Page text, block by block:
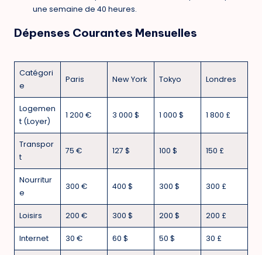
une semaine de 40 heures.
Dépenses Courantes Mensuelles
Catégori
e
Paris New York Tokyo Londres
Logemen
t (Loyer)
1 200 € 3 000 $ 1 000 $ 1 800 £
Transpor
t
75 € 127 $ 100 $ 150 £
Nourritur
e
300 € 400 $ 300 $ 300 £
Loisirs 200 € 300 $ 200 $ 200 £
Internet 30 € 60 $ 50 $ 30 £